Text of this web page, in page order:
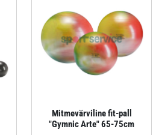
Mitmevärviline fit-pall
"Gymnic Arte" 65-75cm